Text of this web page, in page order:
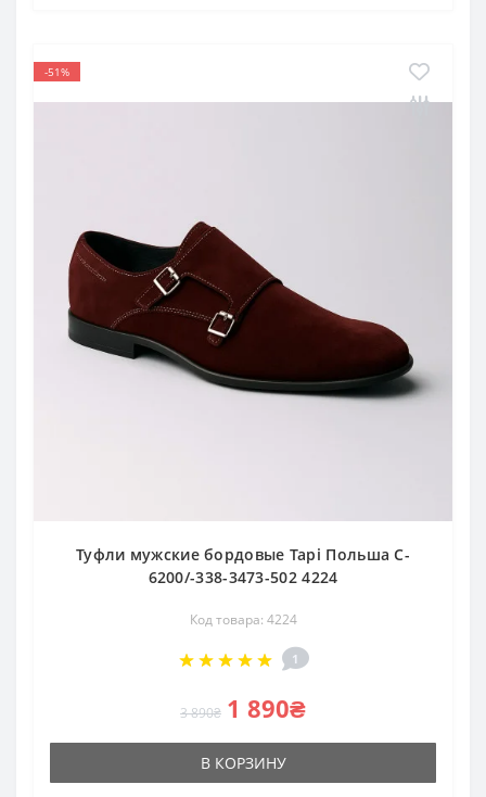
-51%
Туфли мужские бордовые Tapi Польша C-
6200/-338-3473-502 4224
Код товара: 4224
1
3 890₴ 1 890₴
В КОРЗИНУ